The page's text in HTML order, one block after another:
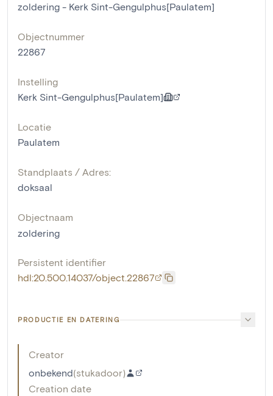
zoldering - Kerk Sint-Gengulphus[Paulatem]
Objectnummer
22867
Instelling
Kerk Sint-Gengulphus[Paulatem]
Locatie
Paulatem
Standplaats / Adres:
doksaal
Objectnaam
zoldering
Persistent identifier
hdl:20.500.14037/object.22867
PRODUCTIE EN DATERING
Creator
onbekend(stukadoor)
Creation date